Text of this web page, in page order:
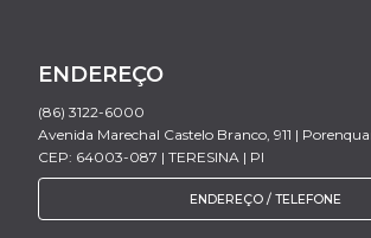
ENDEREÇO
(86) 3122-6000
Avenida Marechal Castelo Branco, 911 |
CEP: 64003-087 | TERESINA | PI
ENDEREÇO / TELEFONE